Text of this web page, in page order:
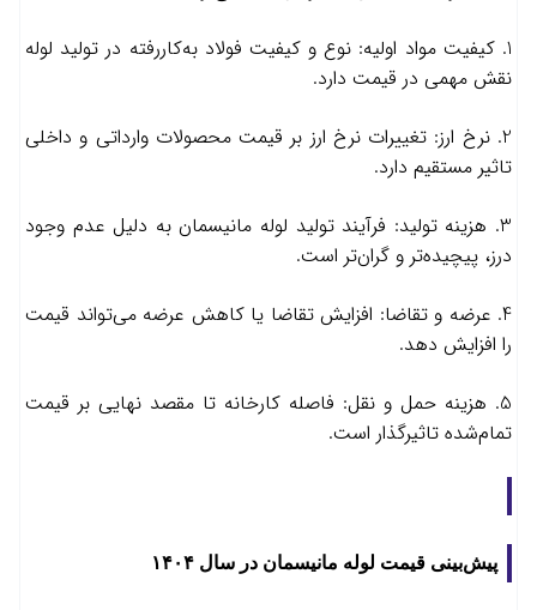
1. کیفیت مواد اولیه: نوع و کیفیت فولاد به‌کاررفته در تولید لوله
نقش مهمی در قیمت دارد.
2. نرخ ارز: تغییرات نرخ ارز بر قیمت محصولات وارداتی و داخلی
تاثیر مستقیم دارد.
3. هزینه تولید: فرآیند تولید لوله مانیسمان به دلیل عدم وجود
درز، پیچیده‌تر و گران‌تر است.
4. عرضه و تقاضا: افزایش تقاضا یا کاهش عرضه می‌تواند قیمت
را افزایش دهد.
5. هزینه حمل و نقل: فاصله کارخانه تا مقصد نهایی بر قیمت
تمام‌شده تاثیرگذار است.
پیش‌بینی قیمت لوله مانیسمان در سال ۱۴۰۴